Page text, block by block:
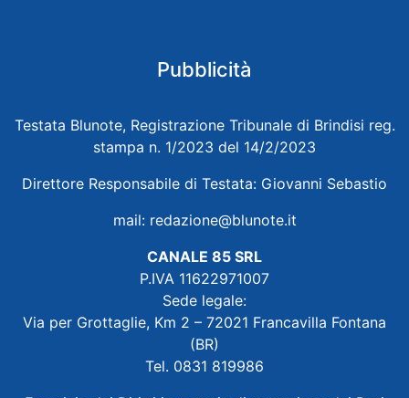
Pubblicità
Testata Blunote, Registrazione Tribunale di Brindisi reg.
stampa n. 1/2023 del 14/2/2023
Direttore Responsabile di Testata: Giovanni Sebastio
mail: redazione@blunote.it
CANALE 85 SRL
P.IVA 11622971007
Sede legale:
Via per Grottaglie, Km 2 – 72021 Francavilla Fontana
(BR)
Tel. 0831 819986